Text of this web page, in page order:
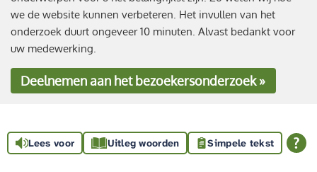
we de website kunnen verbeteren. Het invullen van het
onderzoek duurt ongeveer 10 minuten. Alvast bedankt voor
uw medewerking.
Deelnemenaan het bezoekersonderzoek »
Lees voor Uitleg woorden Simpele tekst